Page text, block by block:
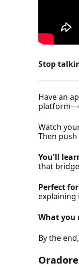
Stop
Have an
Watch
Then
You'll
that
Perfect
explaining
What you
By the